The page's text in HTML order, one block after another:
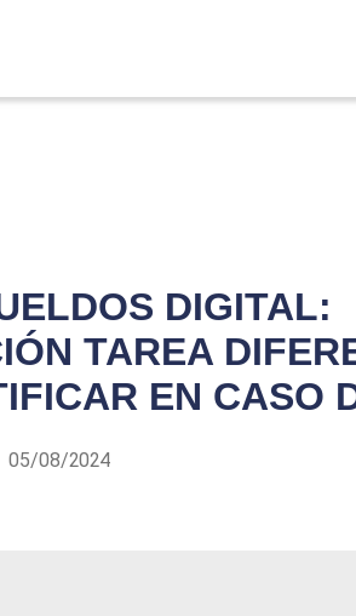
DIGITAL:
TAREA
EN CASO
05/08/2024